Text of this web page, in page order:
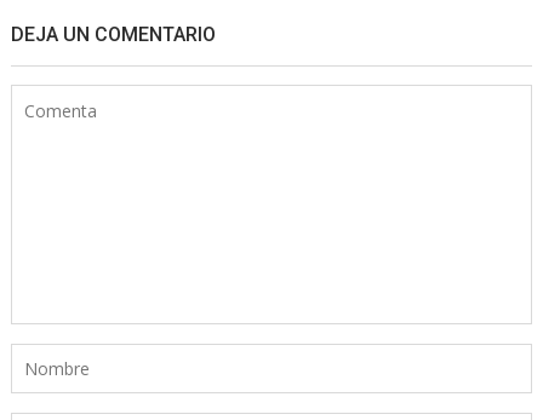
DEJA UN COMENTARIO